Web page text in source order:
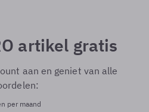
artikel gratis
aan en geniet van alle
per maand